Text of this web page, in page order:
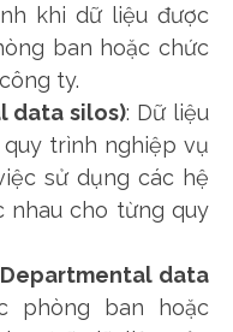
khi dữ liệu được
ban hoặc chức
ty.
data silos): Dữ liệu
trình nghiệp vụ
sử dụng các hệ
nhau cho từng quy
data
phòng ban hoặc